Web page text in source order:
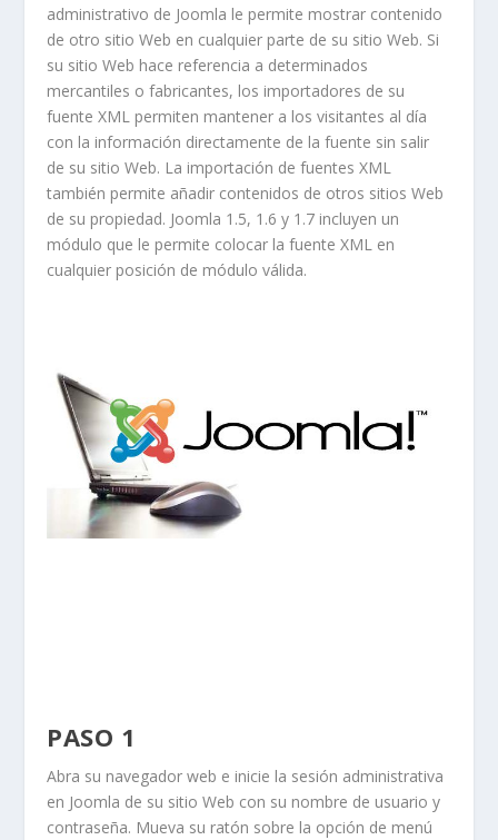
administrativo de Joomla le permite mostrar contenido
de otro sitio Web en cualquier parte de su sitio Web. Si
su sitio Web hace referencia a determinados
mercantiles o fabricantes, los importadores de su
fuente XML permiten mantener a los visitantes al día
con la información directamente de la fuente sin salir
de su sitio Web. La importación de fuentes XML
también permite añadir contenidos de otros sitios Web
de su propiedad. Joomla 1.5, 1.6 y 1.7 incluyen un
módulo que le permite colocar la fuente XML en
cualquier posición de módulo válida.
PASO 1
Abra su navegador web e inicie la sesión administrativa
en Joomla de su sitio Web con su nombre de usuario y
contraseña. Mueva su ratón sobre la opción de menú